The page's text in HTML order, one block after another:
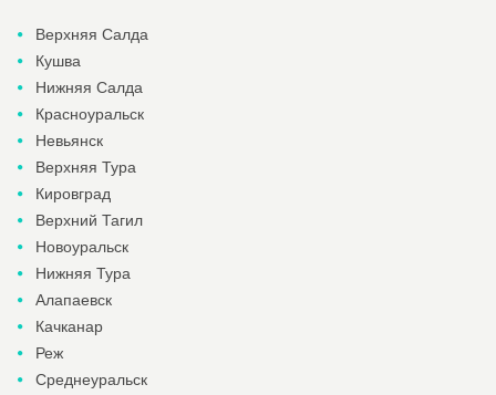
Верхняя Салда
Кушва
Нижняя Салда
Красноуральск
Невьянск
Верхняя Тура
Кировград
Верхний Тагил
Новоуральск
Нижняя Тура
Алапаевск
Качканар
Реж
Среднеуральск